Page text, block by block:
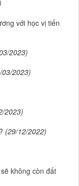
với học vị tiến
2023)
03/2023)
2023)
(29/12/2022)
không còn đất